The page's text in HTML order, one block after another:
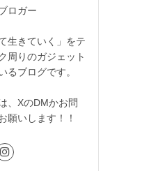
ロガー
生きていく」をテ
周りのガジェット
るブログです。
、XのDMかお問
願いします！！